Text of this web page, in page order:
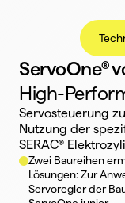
ServoOne®
High-
Servosteuerung
Nutzung der
SERAC®
Zwei Baureihen
Lösungen: Zur
Servoregler der